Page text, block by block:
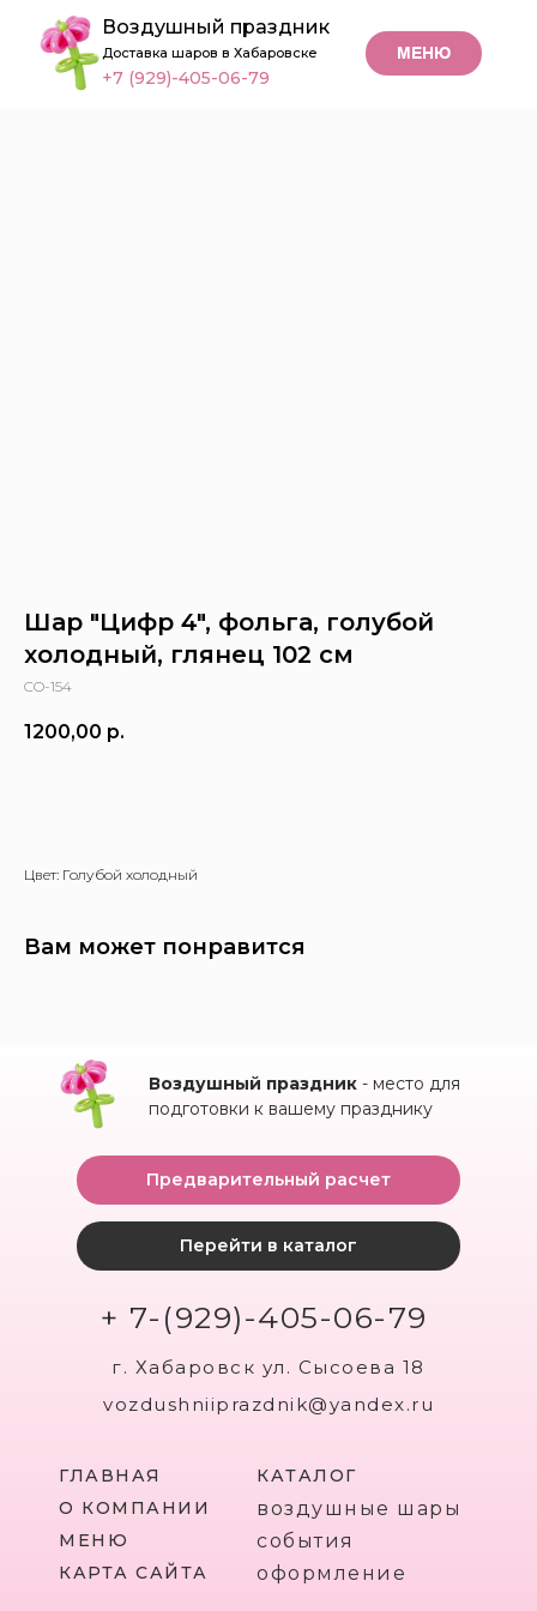
МЕНЮ
Воздушный праздник
Доставка шаров в Хабаровске
+7 (929)-405-06-79
Шар "Цифр 4", фольга, голубой
холодный, глянец 102 см
CO-154
1200,00 р.
Цвет: Голубой холодный
Вам может понравится
Воздушный праздник - место для
подготовки к вашему празднику
ГЛАВНАЯ
Перейти в каталог
Предварительный расчет
+ 7-(929)-405-06-79
г. Хабаровск ул. Сысоева 18
vozdushniiprazdnik@yandex.ru
О КОМПАНИИ
КАРТА САЙТА
МЕНЮ
КАТАЛОГ
воздушные шары
события
оформление